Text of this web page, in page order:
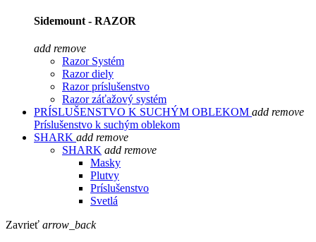
Sidemount - RAZOR
add remove
Razor Systém
Razor diely
Razor príslušenstvo
Razor záťažový systém
PRÍSLUŠENSTVO K SUCHÝM OBLEKOM add remove
Príslušenstvo k suchým oblekom
SHARK add remove
SHARK add remove
Masky
Plutvy
Príslušenstvo
Svetlá
Zavrieť arrow_back